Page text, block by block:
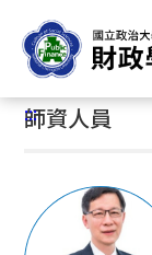
到
要
內
首頁
:::
:::
師資人員